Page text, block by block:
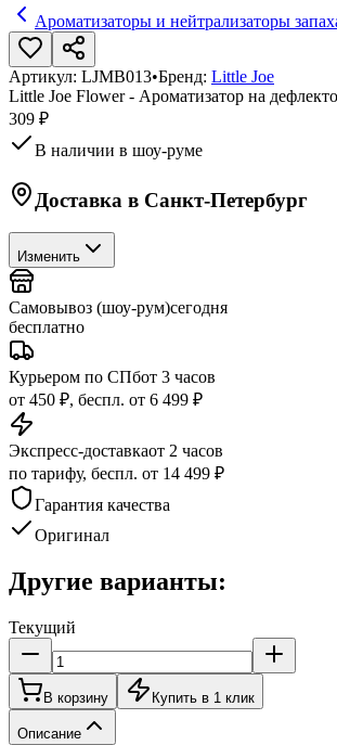
Ароматизаторы и нейтрализаторы
Артикул: LJMB013•Бренд: Little Joe
Little Joe Flower - Ароматизатор на
309 ₽
В наличии в шоу-руме
Доставка в Санкт-Петербург
Изменить
Самовывоз (шоу-рум)сегодня
бесплатно
Курьером по СПбот 3 часов
от 450 ₽, беспл. от 6 499 ₽
Экспресс-доставкаот 2 часов
по тарифу, беспл. от 14 499 ₽
Гарантия качества
Оригинал
Другие варианты:
Текущий
В корзину Купить в 1 клик
Описание